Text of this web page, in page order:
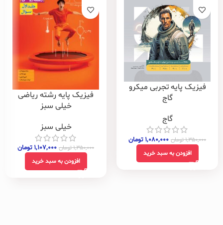
فیزیک پایه تجربی میکرو
گاج
گاج
۱,۳۵۰,۰۰۰تومان ۱,۰۸۰,۰۰۰ تومان
افزودن به سبد خرید
فیزیک پایه رشته ریاضی
خیلی سبز
خیلی سبز
۱,۳۵۰,۰۰۰تومان ۱,۱۰۷,۰۰۰ تومان
افزودن به سبد خرید